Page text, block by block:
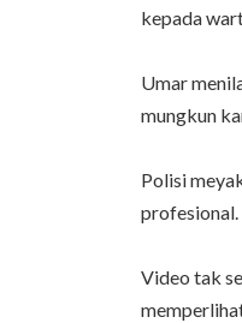
kepada
Umar
mungkun
Polisi
Video tak